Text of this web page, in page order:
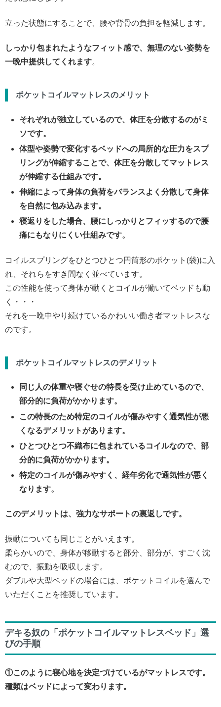
立った状態にすることで、腰や背骨の負担を軽減します。
しっかり包まれたようなフィット感で、無理のない姿勢を
一晩中提供してくれます。
ポケットコイルマットレスのメリット
それぞれが独立しているので、体圧を分散するのがミ
ソです。
体型や姿勢で変化するベッドへの局所的な圧力をスプ
リングが伸縮することで、体圧を分散してマットレス
が伸縮する仕組みです。
伸縮によって身体の負荷をバランスよく分散して身体
を自然に包み込みます。
寝返りをした場合、腰にしっかりとフィッするので腰
痛にもなりにくい仕組みです。
コイルスプリングをひとつひとつ円筒形のポケット(袋)に入
れ、それらをすき間なく並べています。
この性能を使って身体が動くとコイルが働いてベッドも動
く・・・
それを一晩中やり続けているかわいい働き者マットレスな
のです。
ポケットコイルマットレスのデメリット
同じ人の体重や寝ぐせの特長を受け止めているので、
部分的に負荷がかかります。
この特長のため特定のコイルが傷みやすく通気性が悪
くなるデメリットがあります。
ひとつひとつ不織布に包まれているコイルなので、部
分的に負荷がかかります。
特定のコイルが傷みやすく、経年劣化で通気性が悪く
なります。
このデメリットは、強力なサポートの裏返しです。
振動についても同じことがいえます。
柔らかいので、身体が移動すると部分、部分が、すごく沈
むので、振動を吸収します。
ダブルや大型ベッドの場合には、ポケットコイルを選んで
いただくことを推奨しています。
デキる奴の「 ポケットコイルマットレスベッド」選
びの手順
①このように寝心地を決定づけているがマットレスです。
種類はベッドによって変わります。